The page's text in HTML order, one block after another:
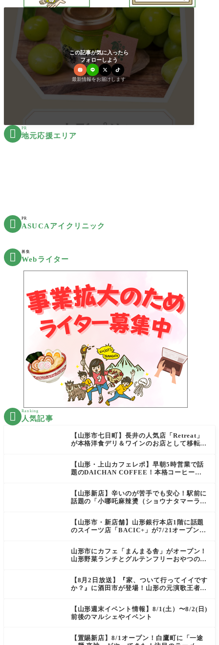
この記事が気に入ったら
フォローしよう
最新情報をお届けします
 PR
地元応援エリア
 PR
ASUCAアイクリニック
 募集
Webライター
 Ranking
人気記事
【山形市七日町】長井の人気店「Retreat」
が本格洋食デリ＆ワインのお店として移転オ
【山形・上山カフェレポ】早朝5時営業で話
題のDAICHAN COFFEE！本格コーヒーを
【山形新店】辛いのが苦手でも安心！駅前に
話題の「小哪吒麻辣燙（ショウナタマーラー
【山形市・新店舗】山形銀行本店1階に話題
のスイーツ店「BACIC+」が7/21オープン！
山形市にカフェ「まんまる舎」がオープン！
山形野菜ランチとグルテンフリーおやつの新
【8月2日放送】『家、ついて行ってイイです
か？』に酒田市が登場！山形の元演歌王者
【山形週末イベント情報】8/1(土）〜8/2(日)
前後のマルシェやイベント
【置賜新店】8/1オープン！白鷹町に「一途